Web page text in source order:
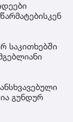
საკითხებში
გუნდურ